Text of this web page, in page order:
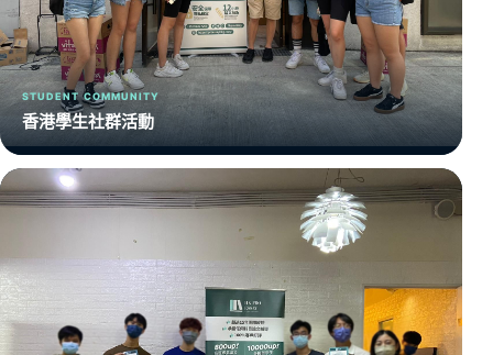
STUDENT COMMUNITY
香港學生社群活動